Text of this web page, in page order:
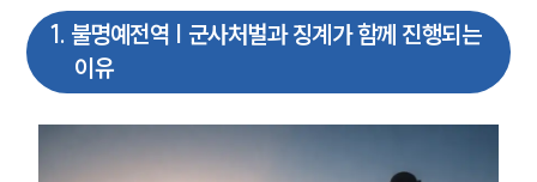
1 . 불명예전역 | 군사처벌과 징계가 함께 진행되는
이유